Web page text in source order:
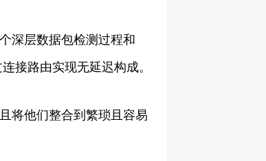
深层数据包检测过程和
接路由实现无延迟构成。
将他们整合到繁琐且容易